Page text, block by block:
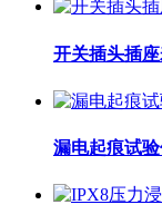
开关插头插座
漏电起痕试验